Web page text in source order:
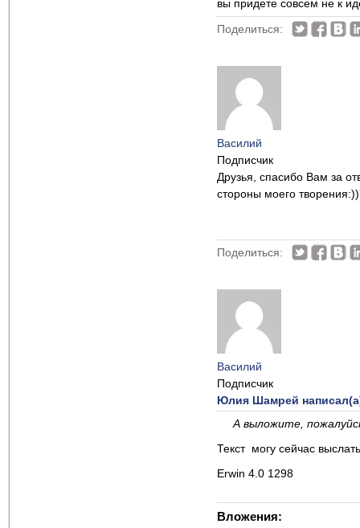
вы придете совсем не к
Поделиться:
Василий
Подписчик
Друзья, спасибо Вам за
стороны моего творения:))
Поделиться:
Василий
Подписчик
Юлия Шамрей
А выложите,
Текст могу сейчас
Erwin 4.0 1298
Вложения: